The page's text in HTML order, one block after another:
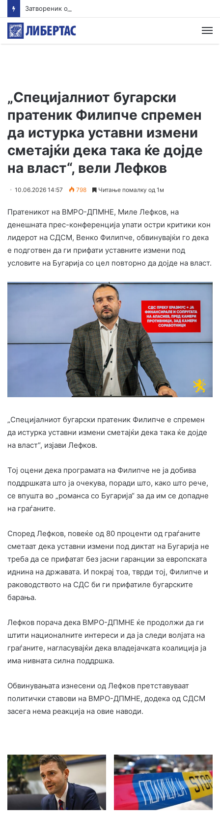
„Специјалниот бугарски
пратеник Филипче спремен
да истурка уставни измени
сметајќи дека така ќе дојде
на власт“, вели Лефков
10.06.2026 14:57 798 Читање помалку од 1м
Пратеникот на ВМРО-ДПМНЕ, Миле Лефков, на
денешната прес-конференција упати остри критики кон
лидерот на СДСМ, Венко Филипче, обвинувајќи го дека
е подготвен да ги прифати уставните измени под
условите на Бугарија со цел повторно да дојде на власт.
„Специјалниот бугарски пратеник Филипче е спремен
да истурка уставни измени сметајќи дека така ќе дојде
на власт“, изјави Лефков.
Тој оцени дека програмата на Филипче не ја добива
поддршката што ја очекува, поради што, како што рече,
се впушта во „романса со Бугарија“ за да им се допадне
на граѓаните.
Според Лефков, повеќе од 80 проценти од граѓаните
сметаат дека уставни измени под диктат на Бугарија не
треба да се прифатат без јасни гаранции за европската
иднина на државата. И покрај тоа, тврди тој, Филипче и
раководството на СДС би ги прифатиле бугарските
барања.
Лефков порача дека ВМРО-ДПМНЕ ќе продолжи да ги
штити националните интереси и да ја следи волјата на
граѓаните, нагласувајќи дека владејачката коалиција ја
има нивната силна поддршка.
Обвинувањата изнесени од Лефков претставуваат
политички ставови на ВМРО-ДПМНЕ, додека од СДСМ
засега нема реакција на овие наводи.